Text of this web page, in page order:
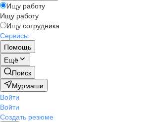
Ищу работу
Ищу работу
Ищу сотрудника
Сервисы
Помощь
Ещё
Поиск
Мурмаши
Войти
Войти
Создать резюме